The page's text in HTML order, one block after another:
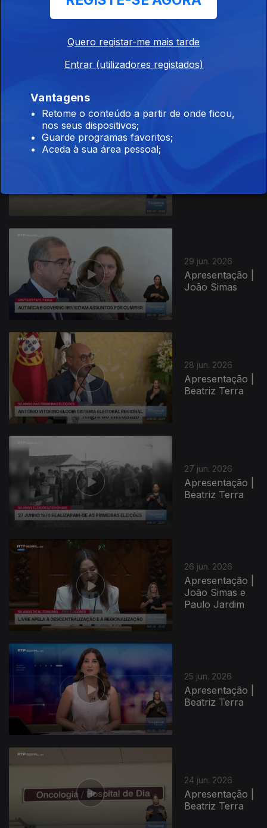
Apresentação |
29 jun. 2026
Apresentação |
João Simas
28 jun. 2026
Apresentação |
Beatriz Terra
27 jun. 2026
Apresentação |
Beatriz Terra
26 jun. 2026
Apresentação |
João Simas e
Paulo Jardim
25 jun. 2026
Apresentação |
Beatriz Terra
24 jun. 2026
Apresentação |
Beatriz Terra
Quero registar-me mais tarde
Entrar (utilizadores registados)
Vantagens
Retome o conteúdo a partir de onde ficou,
nos seus dispositivos;
Guarde programas favoritos;
Aceda à sua área pessoal;